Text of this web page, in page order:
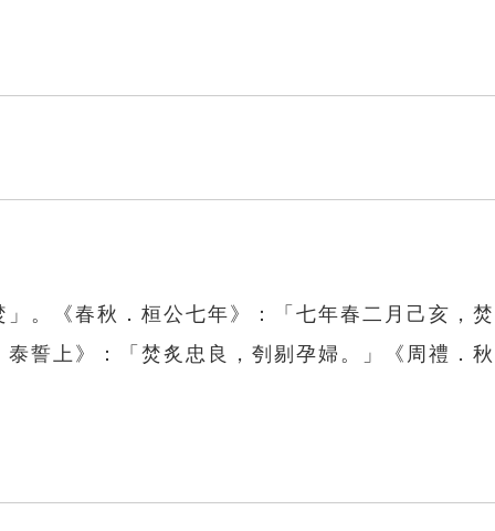
。《春秋．桓公七年》：「七年春二月己亥，
誓上》：「焚炙忠良，刳剔孕婦。」《周禮．